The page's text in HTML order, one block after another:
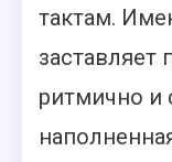
тактам.
заставляет
ритмично и